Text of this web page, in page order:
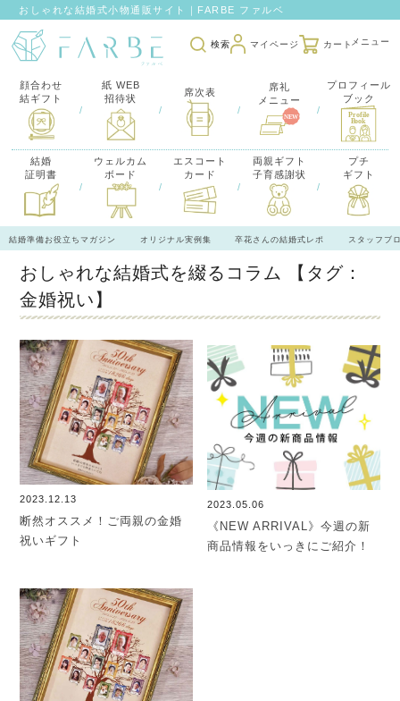
おしゃれな結婚式小物通販サイト｜FARBE ファルベ
検索 マイページ カート
顔合わせ
結ギフト
/
紙 WEB
招待状
/
席次表
/
席礼
メニュー
/
プロフィール
ブック
結婚
証明書
/
ウェルカム
ボード
/
エスコート
カード
/
両親ギフト
子育感謝状
/
プチ
ギフト
結婚準備お役立ちマガジン オリジナル実例集 卒花さんの結婚式レポ スタッフブ
おしゃれな結婚式を綴るコラム
【タグ：
金婚祝い】
2023.12.13
断然オススメ！ご両親の金婚
祝いギフト
2023.05.06
《NEW ARRIVAL》今週の新
商品情報をいっきにご紹介！